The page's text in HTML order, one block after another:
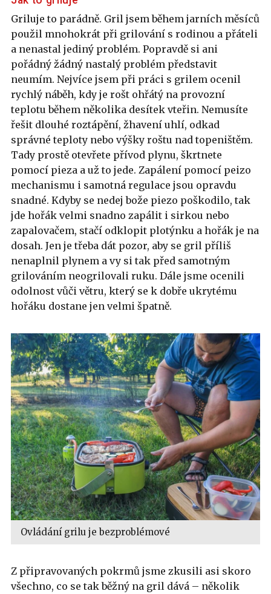
Griluje to parádně. Gril jsem během jarních měsíců
použil mnohokrát při grilování s rodinou a přáteli
a nenastal jediný problém. Popravdě si ani
pořádný žádný nastalý problém představit
neumím. Nejvíce jsem při práci s grilem ocenil
rychlý náběh, kdy je rošt ohřátý na provozní
teplotu během několika desítek vteřin. Nemusíte
řešit dlouhé roztápění, žhavení uhlí, odkad
správné teploty nebo výšky roštu nad topeništěm.
Tady prostě otevřete přívod plynu, škrtnete
pomocí pieza a už to jede. Zapálení pomocí peizo
mechanismu i samotná regulace jsou opravdu
snadné. Kdyby se nedej bože piezo poškodilo, tak
jde hořák velmi snadno zapálit i sirkou nebo
zapalovačem, stačí odklopit plotýnku a hořák je na
dosah. Jen je třeba dát pozor, aby se gril příliš
nenaplnil plynem a vy si tak před samotným
grilováním neogrilovali ruku. Dále jsme ocenili
odolnost vůči větru, který se k dobře ukrytému
hořáku dostane jen velmi špatně.
Ovládání grilu je bezproblémové
Z připravovaných pokrmů jsme zkusili asi skoro
všechno, co se tak běžný na gril dává – několik